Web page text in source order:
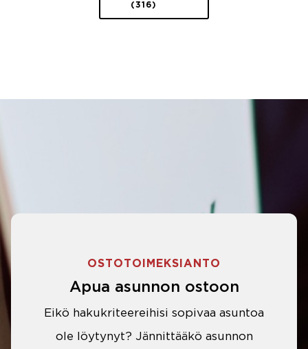
(316)
OSTOTOIMEKSIANTO
Apua asunnon ostoon
Eikö hakukriteereihisi sopivaa asuntoa
ole löytynyt? Jännittääkö asunnon